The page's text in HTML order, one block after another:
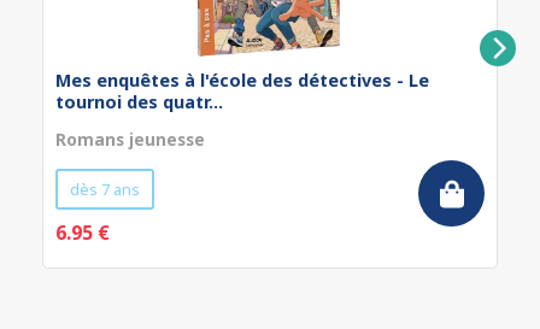
Mes enquêtes à l'école des détectives - Le
tournoi des quatr...
Romans jeunesse
dès 7 ans
6.95 €